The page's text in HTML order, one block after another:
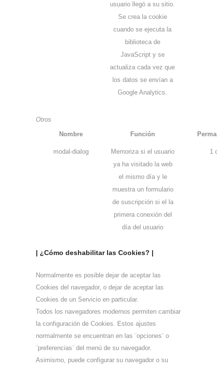
usuario llegó a su sitio.
Se crea la cookie
cuando se ejecuta la
biblioteca de
JavaScript y se
actualiza cada vez que
los datos se envían a
Google Analytics.
Otros
Nombre
Función
modal-dialog
Memoriza si el usuario
ya ha visitado la web
el mismo día y le
muestra un formulario
de suscripción si el la
primera conexión del
día del usuario
1
| ¿Cómo deshabilitar las Cookies? |
Normalmente es posible dejar de aceptar las
Cookies del navegador, o dejar de aceptar las
Cookies de un Servicio en particular.
Todos los navegadores modernos permiten cambiar
la configuración de Cookies. Estos ajustes
normalmente se encuentran en las ¨opciones¨ o
¨preferencias¨ del menú de su navegador.
Asimismo, puede configurar su navegador o su